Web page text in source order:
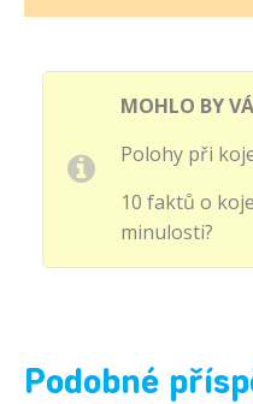
MOHLO BY
Polohy při
10 faktů o
minulosti?
Podobné